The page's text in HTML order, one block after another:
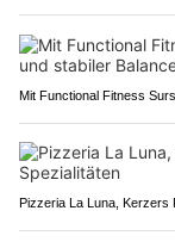
Mit Functional Fitness
Pizzeria La Luna, Kerzers